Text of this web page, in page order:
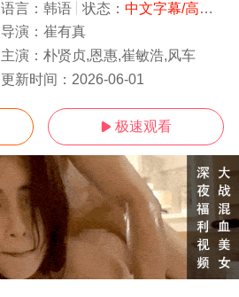
语言： 韩语 状态： 中文字幕/高清
导演： 崔有真
主演： 朴贤贞,恩惠,崔敏浩,风车
更新时间： 2026-06-01
 极速观看